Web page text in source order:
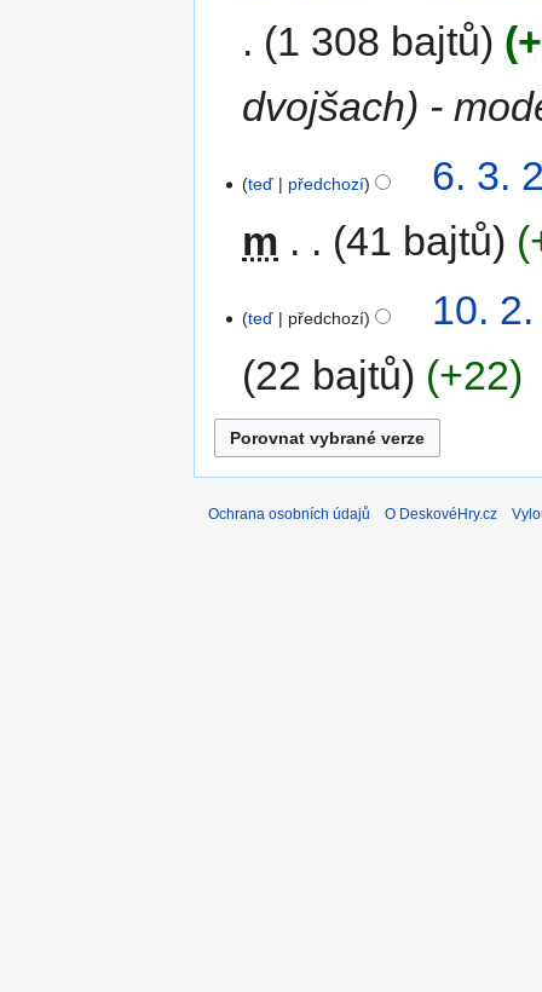
1 308 bajtů
dvojšach) -
teď předchozí
6. 3.
m
41 bajtů
teď předchozí
10.
22 bajtů
+22
Ochrana osobních údajů O DeskovéHry.cz